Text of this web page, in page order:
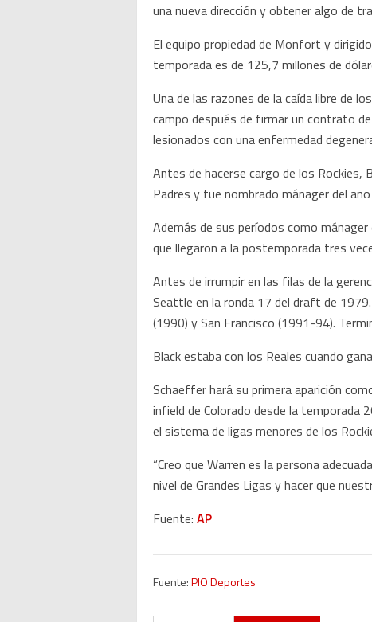
una nueva dirección y obtener algo de
El equipo propiedad de Monfort y
temporada es de 125,7 millones de
Una de las razones de la caída libre de
campo después de firmar un contrato
lesionados con una enfermedad
Antes de hacerse cargo de los Rockies,
Padres y fue nombrado mánager del
Además de sus períodos como
que llegaron a la postemporada tres
Antes de irrumpir en las filas de la
Seattle en la ronda 17 del draft de
(1990) y San Francisco (1991-94).
Black estaba con los Reales cuando
Schaeffer hará su primera aparición
infield de Colorado desde la temporada
el sistema de ligas menores de los
“Creo que Warren es la persona
nivel de Grandes Ligas y hacer que
Fuente: AP
Fuente:PIO Deportes